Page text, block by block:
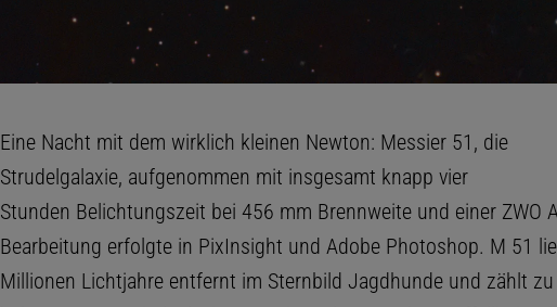
Eine Nacht mit dem wirklich kleinen Newton: Messier 51, die
Strudelgalaxie, aufgenommen mit insgesamt knapp vier
Stunden Belichtungszeit bei 456 mm Brennweite und einer ZWO
Bearbeitung erfolgte in PixInsight und Adobe Photoshop. M 51
Millionen Lichtjahre entfernt im Sternbild Jagdhunde und zählt